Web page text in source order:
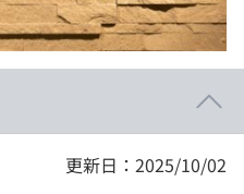
更新日：2025/10/02